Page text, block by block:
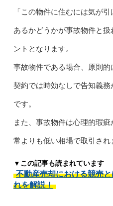
「この物件に住むには気が
あるかどうかが事故物件と
ントとなります。
事故物件である場合、原則
契約では時効なしで告知義
です。
また、事故物件は心理的瑕
常よりも低い相場で取引され
▼この記事も読まれています
不動産売却における競売
れを解説！